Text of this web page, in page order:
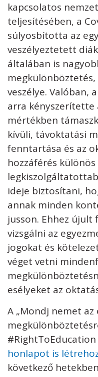
kapcsolatos
teljesítésében, a
súlyosbította az
veszélyeztetett
általában is
veszélye. Valóban,
arra kényszerítette
mértékben
kívüli, távoktatási
fenntartása és az
hozzáférés
ideje biztosítani,
annak minden
jusson. Ehhez újult
vizsgálni az
jogokat és
véget vetni
esélyeket az
A „Mondj nemet
honlapot is
következő